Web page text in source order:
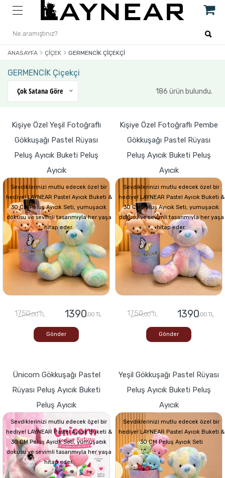
ANASAYFA ÇIÇEK GERMENCİK ÇIÇEKÇI
GERMENCİK Çiçekçi
Çok Satana Göre
186 ürün bulundu.
Kişiye Özel Yeşil Fotoğraflı
Gökkuşağı Pastel Rüyası
Peluş Ayıcık Buketi Peluş
Ayıcık
Sevdiklerinizi mutlu edecek özel bir
hediye! LAYNEAR Pastel Ayıcık Buketi &
30 CM Peluş Ayıcık Seti, yumuşacık
dokusu ve sevimli tasarımıyla her yaşa
hitap eder.
1750,00 TL 1390,00 TL
Gönder
Kişiye Özel Fotoğraflı Pembe
Gökkuşağı Pastel Rüyası
Peluş Ayıcık Buketi Peluş
Ayıcık
Sevdiklerinizi mutlu edecek özel bir
hediye! LAYNEAR Pastel Ayıcık Buketi &
30 CM Peluş Ayıcık Seti, yumuşacık
dokusu ve sevimli tasarımıyla her yaşa
hitap eder.
1750,00 TL 1390,00 TL
Gönder
Ünicorn Gökkuşağı Pastel
Rüyası Peluş Ayıcık Buketi
Peluş Ayıcık
Sevdiklerinizi mutlu edecek özel bir
hediye! LAYNEAR Pastel Ayıcık Buketi &
30 CM Peluş Ayıcık Seti, yumuşacık
dokusu ve sevimli tasarımıyla her yaşa
hitap eder.
Yeşil Gökkuşağı Pastel Rüyası
Peluş Ayıcık Buketi Peluş
Ayıcık
Sevdiklerinizi mutlu edecek özel bir
hediye! LAYNEAR Pastel Ayıcık Buketi &
30 CM Peluş Ayıcık Seti